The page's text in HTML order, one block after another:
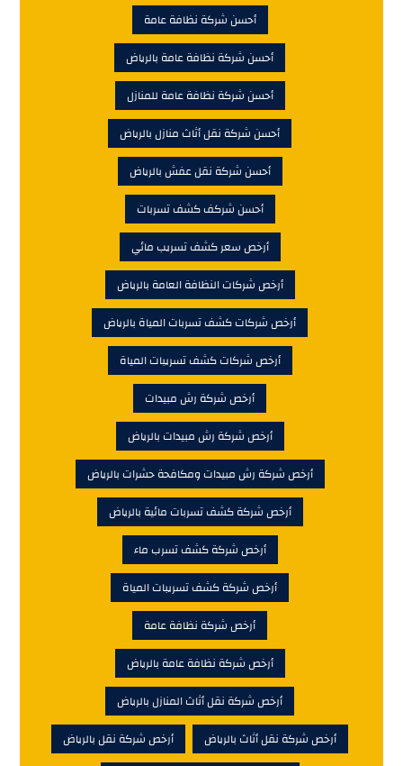
أحسن شركة نظافة عامة
أحسن شركة نظافة عامة بالرياض
أحسن شركة نظافة عامة للمنازل
أحسن شركة نقل أثاث منازل بالرياض
أحسن شركة نقل عفش بالرياض
أحسن شركف كشف تسربات
أرخص سعر كشف تسريب مائي
أرخص شركات النظافة العامة بالرياض
أرخص شركات كشف تسربات المياة بالرياض
أرخص شركات كشف تسريبات المياة
أرخص شركة رش مبيدات
أرخص شركة رش مبيدات بالرياض
أرخص شركة رش مبيدات ومكافحة حشرات بالرياض
أرخص شركة كشف تسربات مائية بالرياض
أرخص شركة كشف تسرب ماء
أرخص شركة كشف تسريبات المياة
أرخص شركة نظافة عامة
أرخص شركة نظافة عامة بالرياض
أرخص شركة نقل أثاث المنازل بالرياض
أرخص شركة نقل أثاث بالرياض
أرخص شركة نقل بالرياض